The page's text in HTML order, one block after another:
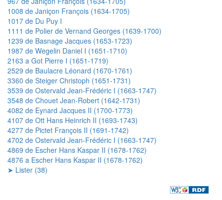
1008 de Janiçon François (1634-1705)
1017 de Du Puy I
1111 de Polier de Vernand Georges (1639-1700)
1239 de Basnage Jacques (1653-1723)
1987 de Wegelin Daniel I (1651-1710)
2163 a Got Pierre I (1651-1719)
2529 de Baulacre Léonard (1670-1761)
3360 de Steiger Christoph (1651-1731)
3539 de Ostervald Jean-Frédéric I (1663-1747)
3548 de Chouet Jean-Robert (1642-1731)
4082 de Eynard Jacques II (1700-1773)
4107 de Ott Hans Heinrich II (1693-1743)
4277 de Pictet François II (1691-1742)
4702 de Ostervald Jean-Frédéric I (1663-1747)
4869 de Escher Hans Kaspar II (1678-1762)
4876 a Escher Hans Kaspar II (1678-1762)
➤ Lister (38)